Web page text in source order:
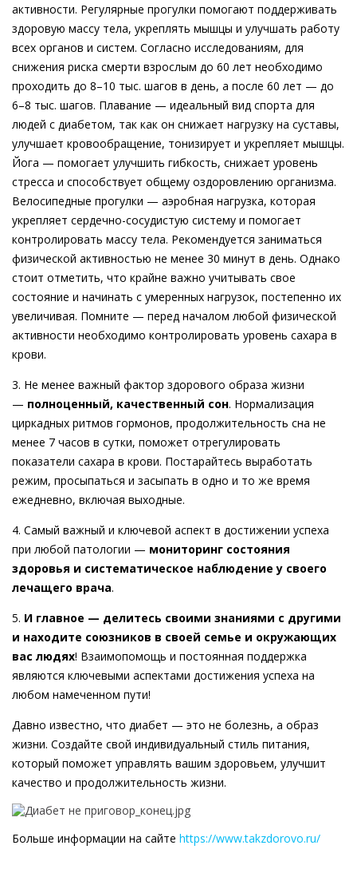
активности. Регулярные прогулки помогают поддерживать
здоровую массу тела, укреплять мышцы и улучшать работу
всех органов и систем. Согласно исследованиям, для
снижения риска смерти взрослым до 60 лет необходимо
проходить до 8–10 тыс. шагов в день, а после 60 лет — до
6–8 тыс. шагов. Плавание — идеальный вид спорта для
людей с диабетом, так как он снижает нагрузку на суставы,
улучшает кровообращение, тонизирует и укрепляет мышцы.
Йога — помогает улучшить гибкость, снижает уровень
стресса и способствует общему оздоровлению организма.
Велосипедные прогулки — аэробная нагрузка, которая
укрепляет сердечно-сосудистую систему и помогает
контролировать массу тела. Рекомендуется заниматься
физической активностью не менее 30 минут в день. Однако
стоит отметить, что крайне важно учитывать свое
состояние и начинать с умеренных нагрузок, постепенно их
увеличивая. Помните — перед началом любой физической
активности необходимо контролировать уровень сахара в
крови.
3. Не менее важный фактор здорового образа жизни
— полноценный, качественный сон. Нормализация
циркадных ритмов гормонов, продолжительность сна не
менее 7 часов в сутки, поможет отрегулировать
показатели сахара в крови. Постарайтесь выработать
режим, просыпаться и засыпать в одно и то же время
ежедневно, включая выходные.
4. Самый важный и ключевой аспект в достижении успеха
при любой патологии — мониторинг состояния
здоровья и систематическое наблюдение у своего
лечащего врача.
5. И главное — делитесь своими знаниями с другими
и находите союзников в своей семье и окружающих
вас людях! Взаимопомощь и постоянная поддержка
являются ключевыми аспектами достижения успеха на
любом намеченном пути!
Давно известно, что диабет — это не болезнь, а образ
жизни. Создайте свой индивидуальный стиль питания,
который поможет управлять вашим здоровьем, улучшит
качество и продолжительность жизни.
Больше информации на сайте https://www.takzdorovo.ru/